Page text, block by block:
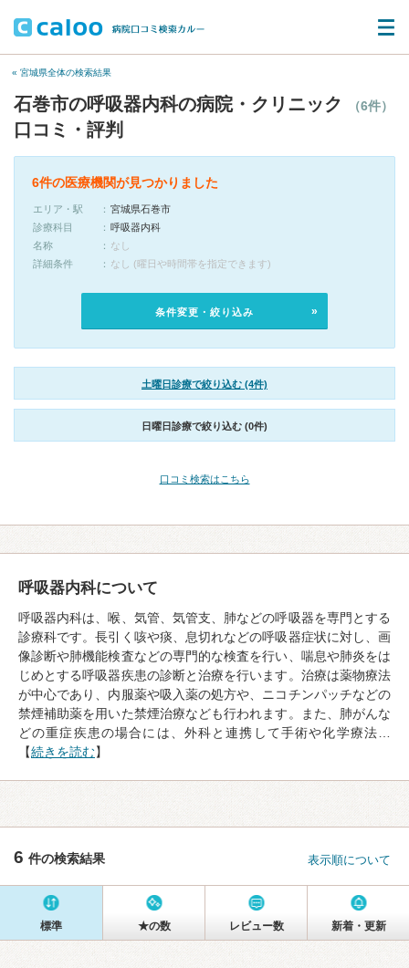
« 宮城県全体の検索結果
石巻市の呼吸器内科の病院・クリニック （6件）
口コミ・評判
6件の医療機関が見つかりました
エリア・駅
宮城県石巻市
診療科目
呼吸器内科
名称
なし
詳細条件
なし (曜日や時間帯を指定できます)
条件変更・絞り込み
土曜日診療で絞り込む (4件)
日曜日診療で絞り込む (0件)
口コミ検索はこちら
呼吸器内科について
呼吸器内科は、喉、気管、気管支、肺などの呼吸器を専門とする
診療科です。長引く咳や痰、息切れなどの呼吸器症状に対し、画
像診断や肺機能検査などの専門的な検査を行い、喘息や肺炎をは
じめとする呼吸器疾患の診断と治療を行います。治療は薬物療法
が中心であり、内服薬や吸入薬の処方や、ニコチンパッチなどの
禁煙補助薬を用いた禁煙治療なども行われます。また、肺がんな
どの重症疾患の場合には、外科と連携して手術や化学療法…
【続きを読む】
6 件の検索結果 表示順について
標準 ★の数 レビュー数 新着・更新